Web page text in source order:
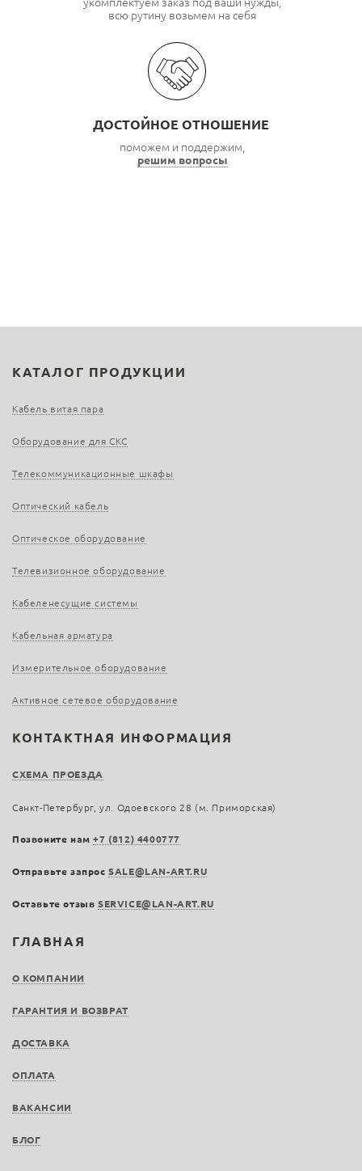
укомплектуем заказ под ваши нужды,
всю рутину возьмем на себя
ДОСТОЙНОЕ ОТНОШЕНИЕ
поможем и поддержим,
решим вопросы
ГЛАВНАЯ
О КОМПАНИИ
ГАРАНТИЯ И ВОЗВРАТ
ДОСТАВКА
ОПЛАТА
ВАКАНСИИ
БЛОГ
КАТАЛОГ ПРОДУКЦИИ
Кабель витая пара
Оборудование для СКС
Телекоммуникационные шкафы
Оптический кабель
Оптическое оборудование
Телевизионное оборудование
Кабеленесущие системы
Кабельная арматура
Измерительное оборудование
Активное сетевое оборудование
КОНТАКТНАЯ ИНФОРМАЦИЯ
СХЕМА ПРОЕЗДА
Санкт-Петербург, ул. Одоевского 28 (м. Приморская)
Позвоните нам+7 (812) 4400777
Отправьте запросSALE@LAN-ART.RU
Оставьте отзыв SERVICE@LAN-ART.RU